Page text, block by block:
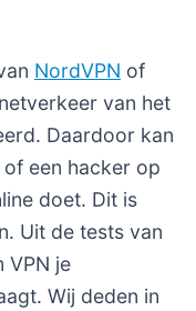
NordVPN of
van het
Daardoor kan
een hacker op
doet. Dit is
Uit de tests van
VPN je
Wij deden in